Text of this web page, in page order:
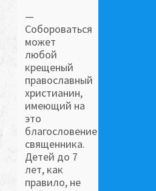
—
Собороваться
может
любой
крещеный
православный
христианин,
имеющий на
это
благословение
священника.
Детей до 7
лет, как
правило, не